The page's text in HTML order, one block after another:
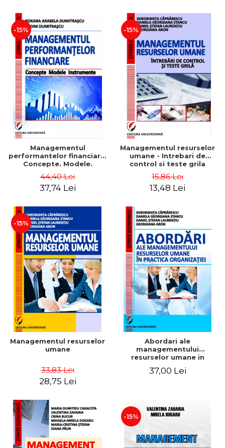
-15%
Managementul
performantelor financiare.
Concepte. Modele.
44,40 Lei
37,74 Lei
-15%
Managementul resurselor
umane - Intrebari de
control si teste grila
15,86 Lei
13,48 Lei
-15%
Managementul resurselor
umane
33,83 Lei
28,75 Lei
Abordari ale
managementului
resurselor umane in
37,00 Lei
-15%